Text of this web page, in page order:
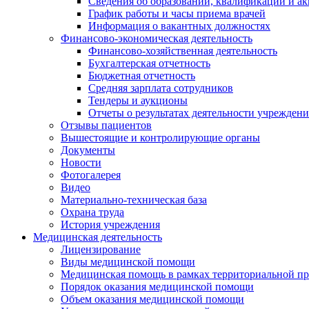
График работы и часы приема врачей
Информация о вакантных должностях
Финансово-экономическая деятельность
Финансово-хозяйственная деятельность
Бухгалтерская отчетность
Бюджетная отчетность
Средняя зарплата сотрудников
Тендеры и аукционы
Отчеты о результатах деятельности
Отзывы пациентов
Вышестоящие и контролирующие органы
Документы
Новости
Фотогалерея
Видео
Материально-техническая база
Охрана труда
История учреждения
Медицинская деятельность
Лицензирование
Виды медицинской помощи
Медицинская помощь в рамках территориальной
Порядок оказания медицинской помощи
Объем оказания медицинской помощи